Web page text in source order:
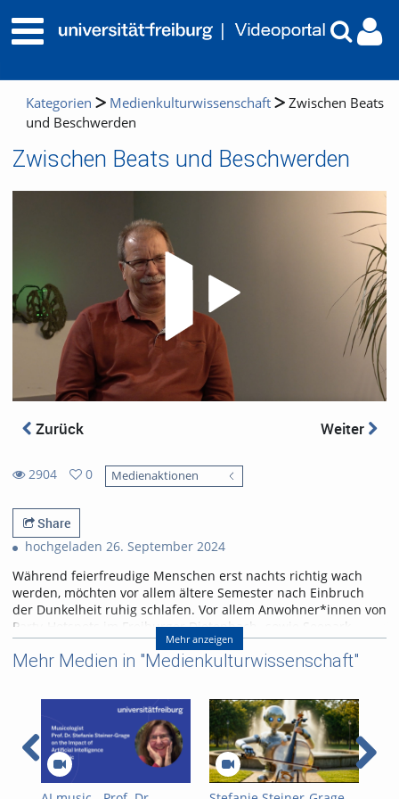
Kategorien Medienkulturwissenschaft
Zwischen Beats
und Beschwerden
Zwischen Beats und Beschwerden
Zurück Weiter
2904
views
0
favorites
Medienaktionen
Share
hochgeladen 26. September 2024
Während feierfreudige Menschen erst nachts richtig wach
werden, möchten vor allem ältere Semester nach Einbruch
der Dunkelheit ruhig schlafen. Vor allem Anwohner*innen von
Party-Hotspots im Freiburger Dietenbach- sowie Seepark
fühlen sich vom nächtlichen Lärm gestört. Das Rathaus
versucht, die Wogen zu glätten. Ein Balanceakt, der kreative
Anwohner Heiner Brecht von nächtlichen Störungen, die er
durch laute Partys erlebt hat. Der ehemalige Polizist erklärt,
wie sich die Bürgerinitiative KontraBass für die Rechte von
Anwohner*innen einsetzt.
Mehr anzeigen
Mehr Medien in "Medienkulturwissenschaft"